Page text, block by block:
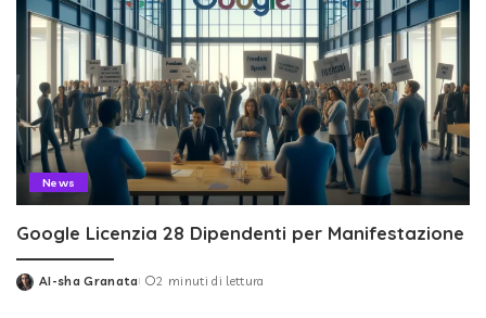
News
Google Licenzia 28 Dipendenti per Manifestazione
Posted
AI-sha Granata 2 minuti di lettura